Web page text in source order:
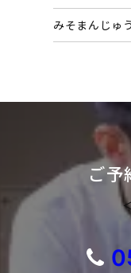
みそまんじゅ
ご予